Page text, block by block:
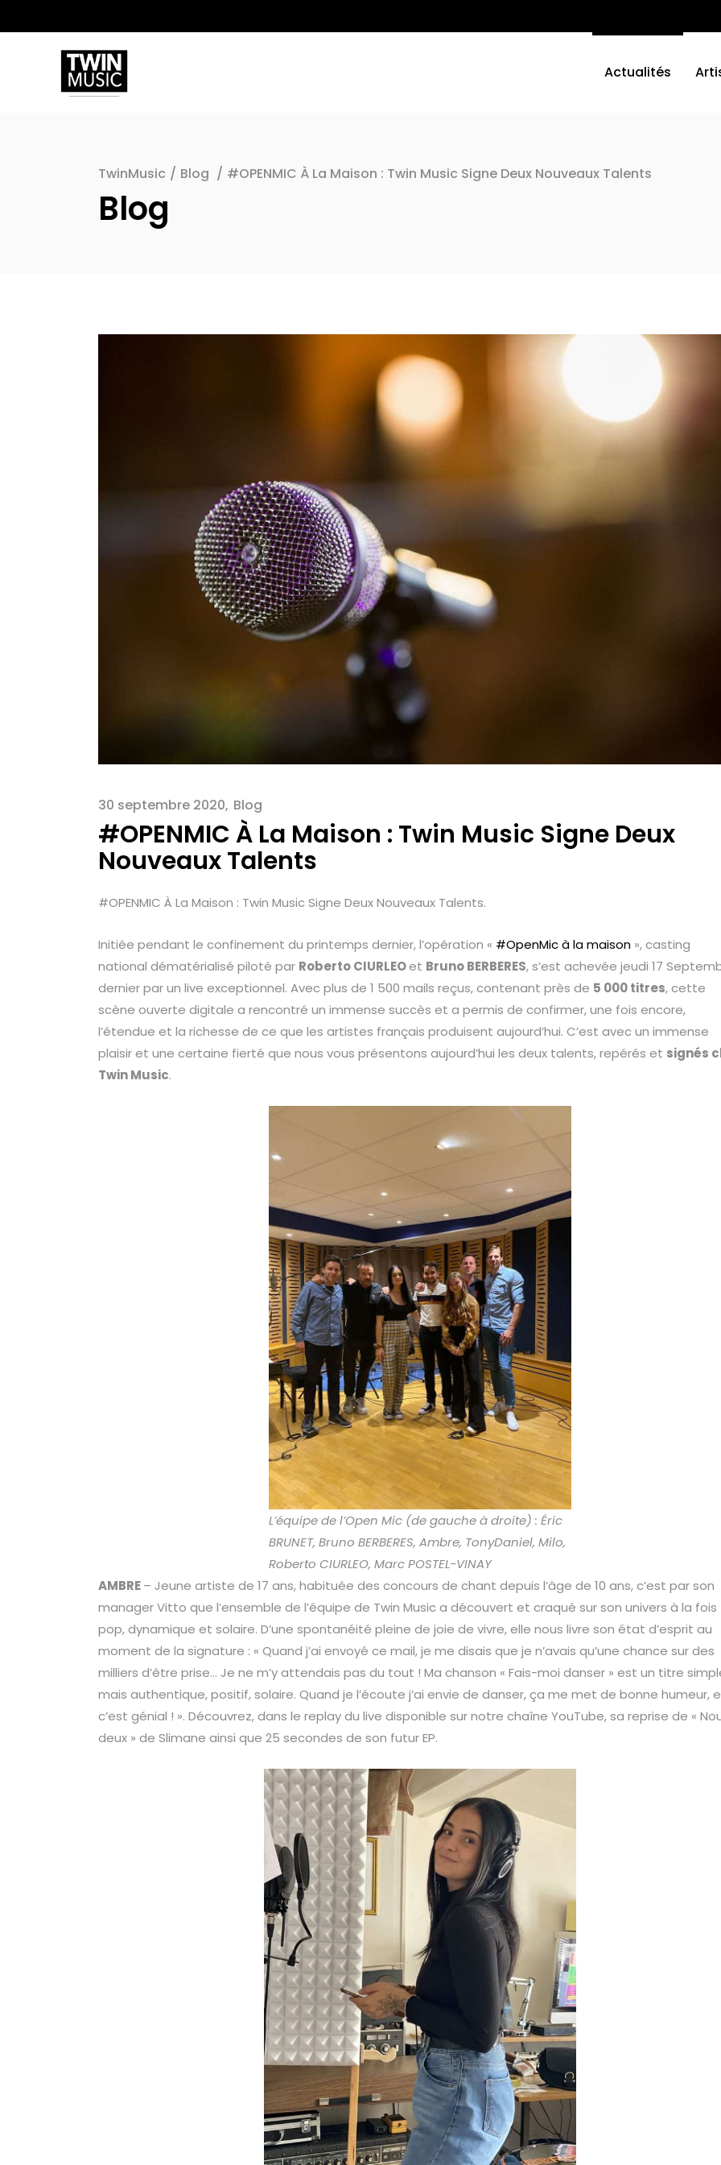
Actualités
TwinMusic / Blog / #OPENMIC À La Maison : Twin Music Signe Deux Nouveaux Talents
Blog
30 septembre 2020 Blog
#OPENMIC À La Maison : Twin Music Signe Deux
Nouveaux Talents
#OPENMIC À La Maison : Twin Music Signe Deux Nouveaux Talents.
Initiée pendant le confinement du printemps dernier, l’opération « #OpenMic à la maison », casting
national dématérialisé piloté par Roberto CIURLEOet Bruno BERBERES, s’est achevée jeudi 17
dernier par un live exceptionnel. Avec plus de 1 500 mails reçus, contenant près de 5 000 titres, cette
scène ouverte digitale a rencontré un immense succès et a permis de confirmer, une fois encore,
l’étendue et la richesse de ce que les artistes français produisent aujourd’hui. C’est avec un immense
plaisir et une certaine fierté que nous vous présentons aujourd’hui les deux talents, repérés et signés
Twin Music.
L’équipe de l’Open Mic (de gauche à droite) : Éric
BRUNET, Bruno BERBERES, Ambre, TonyDaniel, Milo,
Roberto CIURLEO, Marc POSTEL-VINAY
AMBRE– Jeune artiste de 17 ans, habituée des concours de chant depuis l’âge de 10 ans, c’est par son
manager Vitto que l’ensemble de l’équipe de Twin Music a découvert et craqué sur son univers à la fois
pop, dynamique et solaire. D’une spontanéité pleine de joie de vivre, elle nous livre son état d’esprit au
moment de la signature : « Quand j’ai envoyé ce mail, je me disais que je n’avais qu’une chance sur des
milliers d’être prise… Je ne m’y attendais pas du tout ! Ma chanson « Fais-moi danser » est un titre
mais authentique, positif, solaire. Quand je l’écoute j’ai envie de danser, ça me met de bonne humeur,
c’est génial ! ». Découvrez, dans le replay du live disponible sur notre chaîne YouTube, sa reprise de «
deux » de Slimane ainsi que 25 secondes de son futur EP.